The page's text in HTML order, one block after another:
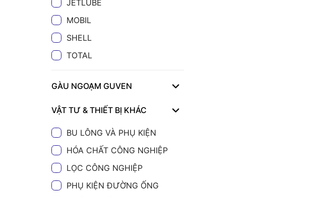
JETLUBE
MOBIL
SHELL
TOTAL
GÀU NGOẠM GUVEN
VẬT TƯ & THIẾT BỊ KHÁC
BU LÔNG VÀ PHỤ KIỆN
HÓA CHẤT CÔNG NGHIỆP
LỌC CÔNG NGHIỆP
PHỤ KIỆN ĐƯỜNG ỐNG